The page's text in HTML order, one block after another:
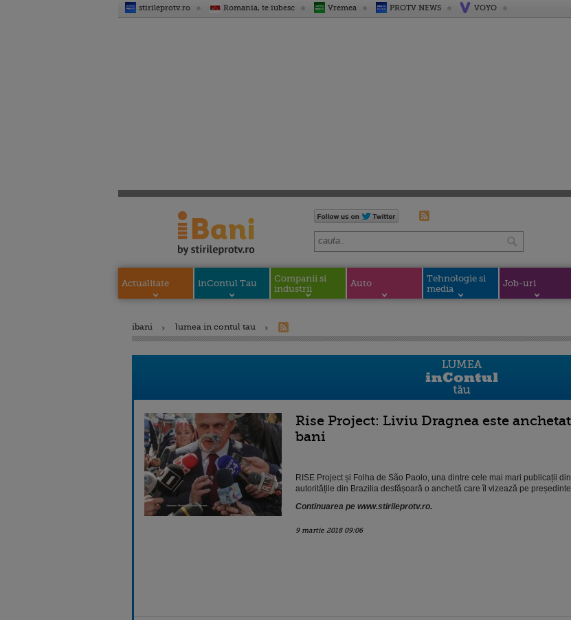
stirileprotv.ro Romania, te iubesc Vremea PROTV NEWS VOYO
Actualitate inContul Tau
Companii si
industrii
Auto
Tehnologie si
media
Job-uri
ibani lumea in contul tau
Rise Project: Liviu Dragnea este
bani
RISE Project și Folha de São Paolo, una dintre cele mai mari publicații
autoritățile din Brazilia desfășoară o anchetă care îl vizează pe
Continuarea pe www.stirileprotv.ro.
9 martie 2018 09:06